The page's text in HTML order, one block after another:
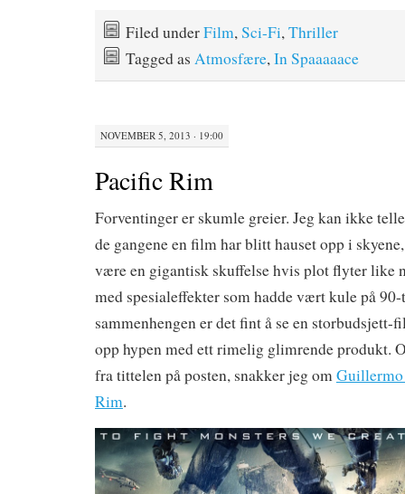
Filed underFilm,Sci-Fi,Thriller
Tagged as Atmosfære,In Spaaaaace
NOVEMBER 5, 2013 · 19:00
Pacific Rim
Forventinger er skumle greier. Jeg kan ikke
de gangene en film har blitt hauset opp i
være en gigantisk skuffelse hvis plot flyter like
med spesialeffekter som hadde vært kule på
sammenhengen er det fint å se en
opp hypen med ett rimelig glimrende produkt.
fra tittelen på posten, snakker jeg omGuillermo
Rim.